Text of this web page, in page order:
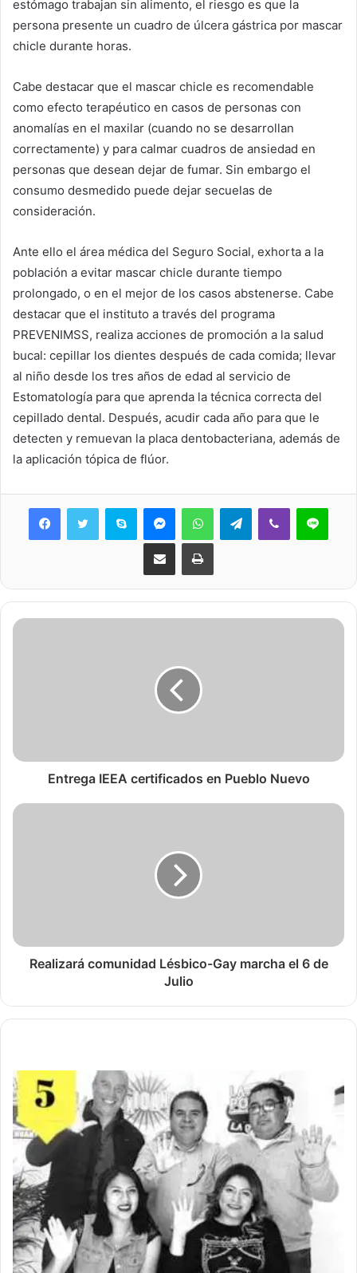
estómago trabajan sin alimento, el riesgo es que la
persona presente un cuadro de úlcera gástrica por mascar
chicle durante horas.
Cabe destacar que el mascar chicle es recomendable
como efecto terapéutico en casos de personas con
anomalías en el maxilar (cuando no se desarrollan
correctamente) y para calmar cuadros de ansiedad en
personas que desean dejar de fumar. Sin embargo el
consumo desmedido puede dejar secuelas de
consideración.
Ante ello el área médica del Seguro Social, exhorta a la
población a evitar mascar chicle durante tiempo
prolongado, o en el mejor de los casos abstenerse. Cabe
destacar que el instituto a través del programa
PREVENIMSS, realiza acciones de promoción a la salud
bucal: cepillar los dientes después de cada comida; llevar
al niño desde los tres años de edad al servicio de
Estomatología para que aprenda la técnica correcta del
cepillado dental. Después, acudir cada año para que le
detecten y remuevan la placa dentobacteriana, además de
la aplicación tópica de flúor.
Skype MessengerWhatsAppTelegramViber Line
Share via Email Print
Entrega IEEA certificados en Pueblo Nuevo
Realizará comunidad Lésbico-Gay marcha el 6 de
Julio